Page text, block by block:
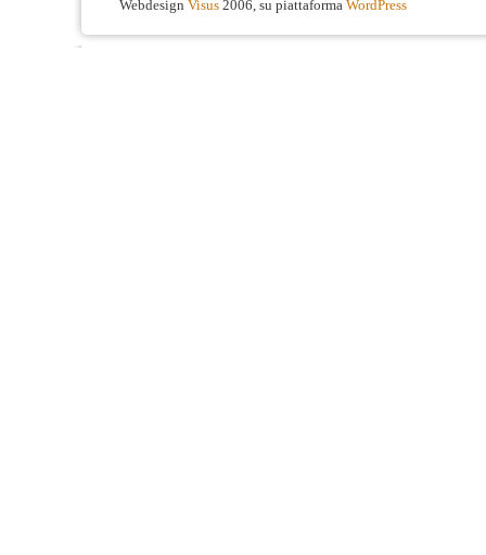
Webdesign Visus 2006, su piattaforma WordPress